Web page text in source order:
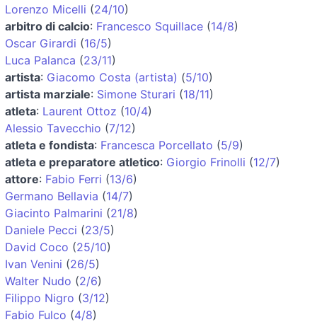
Lorenzo Micelli (24/10)
arbitro di calcio: Francesco Squillace (14/8)
Oscar Girardi (16/5)
Luca Palanca (23/11)
artista: Giacomo Costa (artista) (5/10)
artista marziale: Simone Sturari (18/11)
atleta: Laurent Ottoz (10/4)
Alessio Tavecchio (7/12)
atleta e fondista: Francesca Porcellato (5/9)
atleta e preparatore atletico: Giorgio Frinolli (12/7)
attore: Fabio Ferri (13/6)
Germano Bellavia (14/7)
Giacinto Palmarini (21/8)
Daniele Pecci (23/5)
David Coco (25/10)
Ivan Venini (26/5)
Walter Nudo (2/6)
Filippo Nigro (3/12)
Fabio Fulco (4/8)